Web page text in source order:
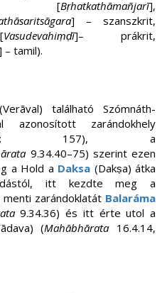
[Bṛhatkathāmañjarī],
] – szanszkrit,
Vasudevahiṃḍī]– prákrit,
– tamil).
található Szómnáth-
azonosított zarándokhely
157), a
9.34.40–75) szerint ezen
a Hold a Daksa (Dakṣa) átka
itt kezdte meg a
menti zarándoklatát Balaráma
9.34.36) és itt érte utol a
(Mahābhārata 16.4.14,